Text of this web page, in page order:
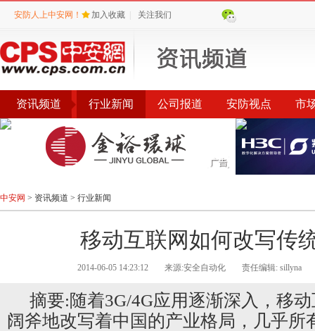
安防人上中安网！ 加入收藏 关注我们
资讯频道 行业新闻 公司报道 安防视点 市
公告 评选 榜单
中安网 > 资讯频道 > 行业新闻
移动互联网如何改写传
2014-06-05 14:23:12 来源:安全自动化 责任编辑: sillyna
摘要:随着3G/4G应用逐渐深入，移
阔斧地改写着中国的产业格局，几乎所